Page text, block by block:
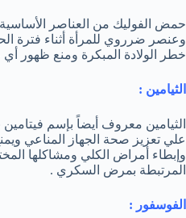
حمض الفوليك من العناصر الأساسية
وعنصر ضرروي للمرأة أثناء فترة
خطر الولادة المبكرة ومنع ظهور
الثيامين :
علي تعزيز صحة الجهاز المناعي
وإبطاء أمراض الكلي ومشاكلها
المرتبطة بمرض السكري .
الفوسفور :